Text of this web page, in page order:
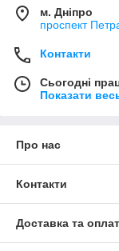
м. Дніпро
проспект
Контакти
Сьогодні
Показати
Про нас
Контакти
Доставка та